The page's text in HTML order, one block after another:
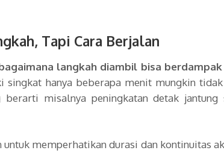
Tapi Cara Berjalan
langkah diambil bisa
singkat hanya beberapa menit mungkin
misalnya peningkatan detak jantung
memperhatikan durasi dan kontinuitas